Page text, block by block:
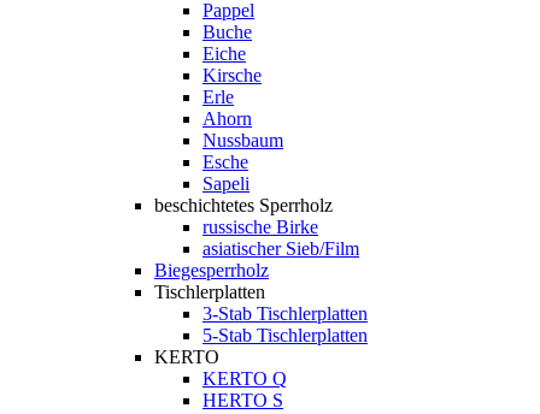
Pappel
Buche
Eiche
Kirsche
Erle
Ahorn
Nussbaum
Esche
Sapeli
beschichtetes Sperrholz
russische Birke
asiatischer Sieb/Film
Biegesperrholz
Tischlerplatten
3-Stab Tischlerplatten
5-Stab Tischlerplatten
KERTO
KERTO Q
HERTO S